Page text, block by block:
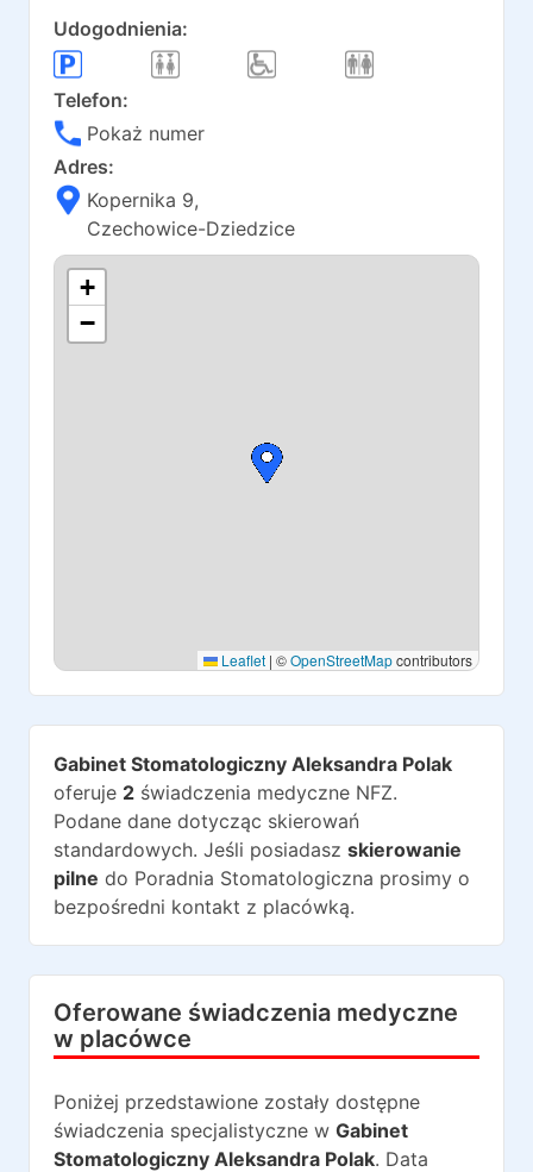
Udogodnienia:
Telefon:
Pokaż numer
Adres:
Kopernika 9,
Czechowice-Dziedzice
+
−
Leaflet | ©OpenStreetMapcontributors
Gabinet Stomatologiczny Aleksandra Polak
oferuje 2 świadczenia medyczne NFZ.
Podane dane dotycząc skierowań
standardowych. Jeśli posiadasz skierowanie
pilne do Poradnia Stomatologiczna prosimy o
bezpośredni kontakt z placówką.
Oferowane świadczenia medyczne
w placówce
Poniżej przedstawione zostały dostępne
świadczenia specjalistyczne w Gabinet
Stomatologiczny Aleksandra Polak. Data